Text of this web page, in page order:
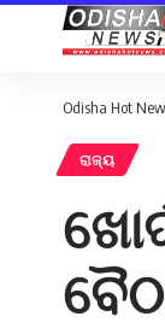
Odisha Hot
ରାଜ୍ୟ